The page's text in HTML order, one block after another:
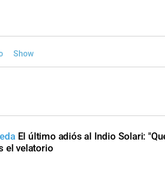
Show
El último adiós al Indio Solari:
el velatorio